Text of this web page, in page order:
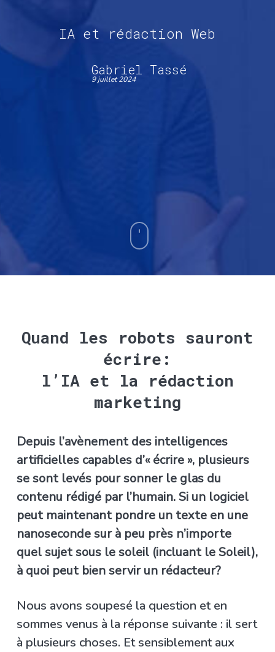
IA et rédaction Web
Gabriel Tassé
9 juillet 2024
Quand les robots sauront
écrire:
l’IA et la rédaction
marketing
Depuis l’avènement des intelligences
artificielles capables d’« écrire », plusieurs
se sont levés pour sonner le glas du
contenu rédigé par l’humain. Si un logiciel
peut maintenant pondre un texte en une
nanoseconde sur à peu près n’importe
quel sujet sous le soleil (incluant le Soleil),
à quoi peut bien servir un rédacteur?
Nous avons soupesé la question et en
sommes venus à la réponse suivante : il sert
à plusieurs choses. Et sensiblement aux